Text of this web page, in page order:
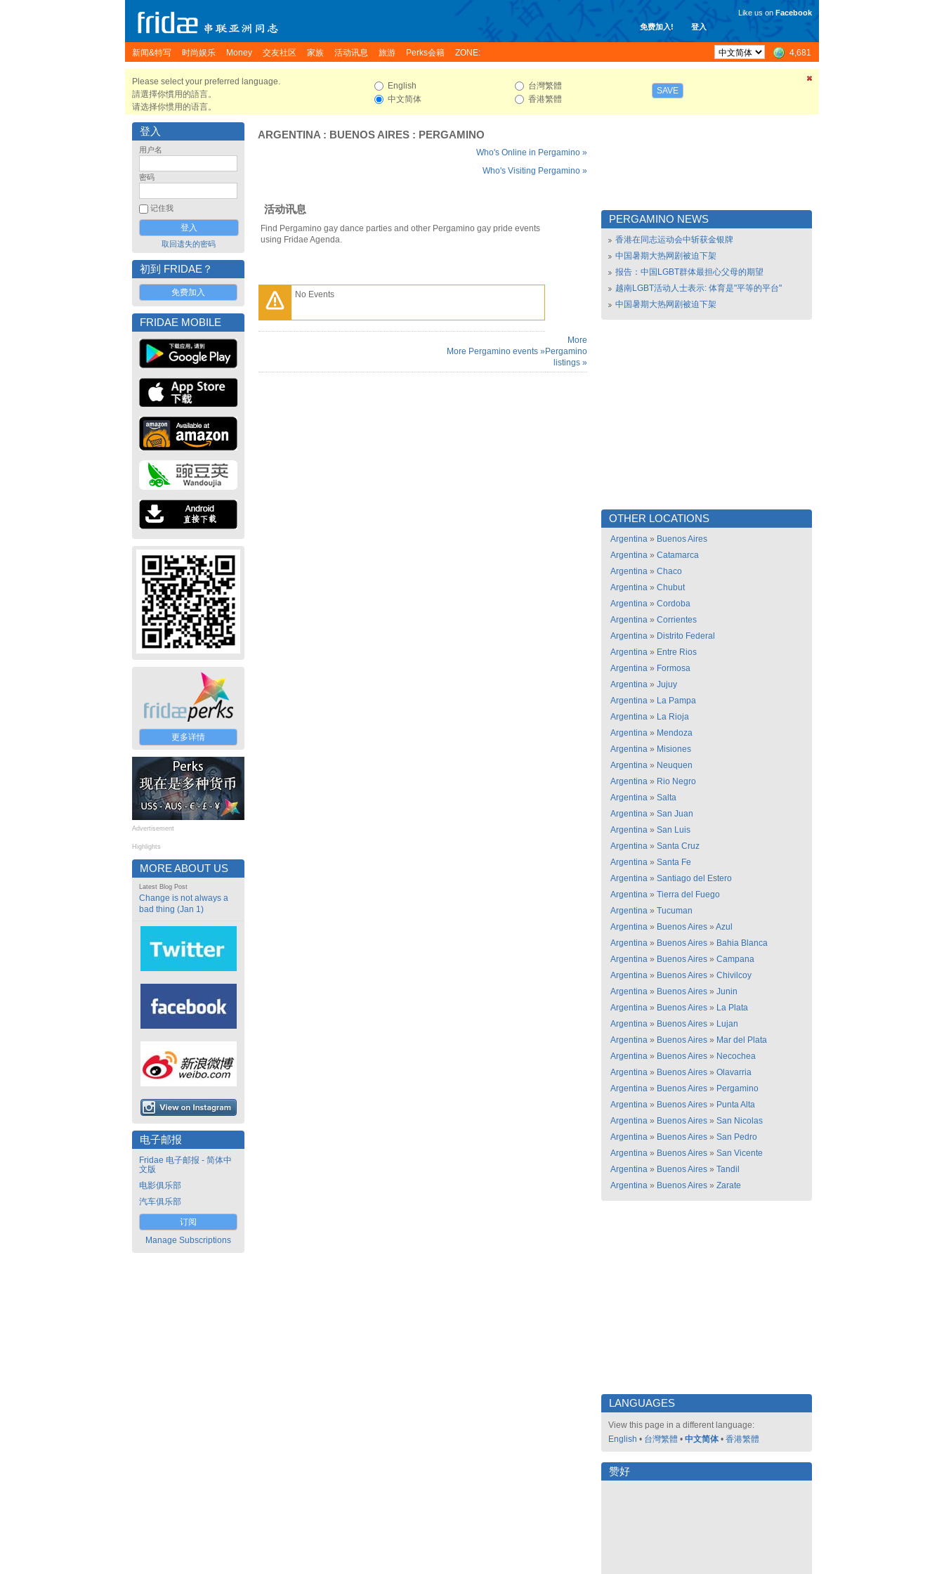
免费加入! 登入
Like us on Facebook
新闻&特写 时尚娱乐 Money 交友社区 家族 活动讯息 旅游 Perks会籍 ZONE: 4,681
Please select your preferred language.
請選擇你慣用的語言。
请选择你惯用的语言。
English
中文简体
台灣繁體
香港繁體
SAVE
登入
用户名
密码
记住我
取回遗失的密码
初到 FRIDAE？
免费加入
FRIDAE MOBILE
更多详情
Advertisement
Highlights
MORE ABOUT US
Latest Blog Post
Change is not always a
bad thing (Jan 1)
电子邮报
Fridae 电子邮报 - 简体中
文版
电影俱乐部
汽车俱乐部
订阅
Manage Subscriptions
ARGENTINA : BUENOS AIRES : PERGAMINO
Who's Online in Pergamino »
Who's Visiting Pergamino »
活动讯息
Find Pergamino gay dance parties and other Pergamino gay pride events
using Fridae Agenda.
No Events
More Pergamino events »
More
Pergamino
listings »
PERGAMINO NEWS
香港在同志运动会中斩获金银牌
中国暑期大热网剧被迫下架
报告：中国LGBT群体最担心父母的期望
越南LGBT活动人士表示: 体育是"平等的平台"
中国暑期大热网剧被迫下架
OTHER LOCATIONS
Argentina » Buenos Aires
Argentina » Catamarca
Argentina » Chaco
Argentina » Chubut
Argentina » Cordoba
Argentina » Corrientes
Argentina » Distrito Federal
Argentina » Entre Rios
Argentina » Formosa
Argentina » Jujuy
Argentina » La Pampa
Argentina » La Rioja
Argentina » Mendoza
Argentina » Misiones
Argentina » Neuquen
Argentina » Rio Negro
Argentina » Salta
Argentina » San Juan
Argentina » San Luis
Argentina » Santa Cruz
Argentina » Santa Fe
Argentina » Santiago del Estero
Argentina » Tierra del Fuego
Argentina » Tucuman
Argentina » Buenos Aires » Azul
Argentina » Buenos Aires » Bahia Blanca
Argentina » Buenos Aires » Campana
Argentina » Buenos Aires » Chivilcoy
Argentina » Buenos Aires » Junin
Argentina » Buenos Aires » La Plata
Argentina » Buenos Aires » Lujan
Argentina » Buenos Aires » Mar del Plata
Argentina » Buenos Aires » Necochea
Argentina » Buenos Aires » Olavarria
Argentina » Buenos Aires » Pergamino
Argentina » Buenos Aires » Punta Alta
Argentina » Buenos Aires » San Nicolas
Argentina » Buenos Aires » San Pedro
Argentina » Buenos Aires » San Vicente
Argentina » Buenos Aires » Tandil
Argentina » Buenos Aires » Zarate
LANGUAGES
View this page in a different language:
English • 台灣繁體 • 中文简体 • 香港繁體
赞好